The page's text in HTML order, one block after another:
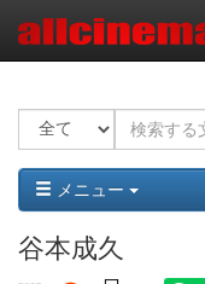
メニュー
谷本成久